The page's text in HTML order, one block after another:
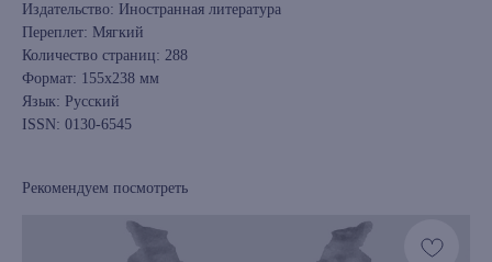
Издательство: Иностранная литература
Переплет: Мягкий
Количество страниц: 288
Формат: 155х238 мм
Язык: Русский
ISSN: 0130-6545
Рекомендуем посмотреть